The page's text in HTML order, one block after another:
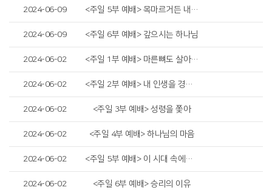
2024-06-09 <주일 5부 예배> 목마르거든 내게로 와서 마시라
2024-06-09 <주일 6부 예배> 갚으시는 하나님
2024-06-02 <주일 1부 예배> 마른뼈도 살아난다
2024-06-02 <주일 2부 예배> 내 인생을 경작하고 지켜내야 합니다
2024-06-02 <주일 3부 예배> 성령을 쫓아
2024-06-02 <주일 4부 예배> 하나님의 마음
2024-06-02 <주일 5부 예배> 이 시대 속에서 예수님 따라가기
2024-06-02 <주일 6부 예배> 승리의 이유